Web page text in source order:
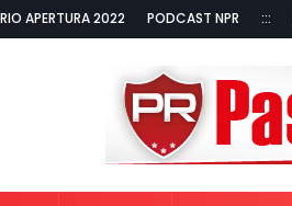
APERTURA 2022 PODCAST NPR :::